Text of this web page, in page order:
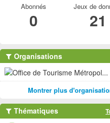
Abonnés
0
Jeux de
21
Organisations
Montrer plus
Thématiques